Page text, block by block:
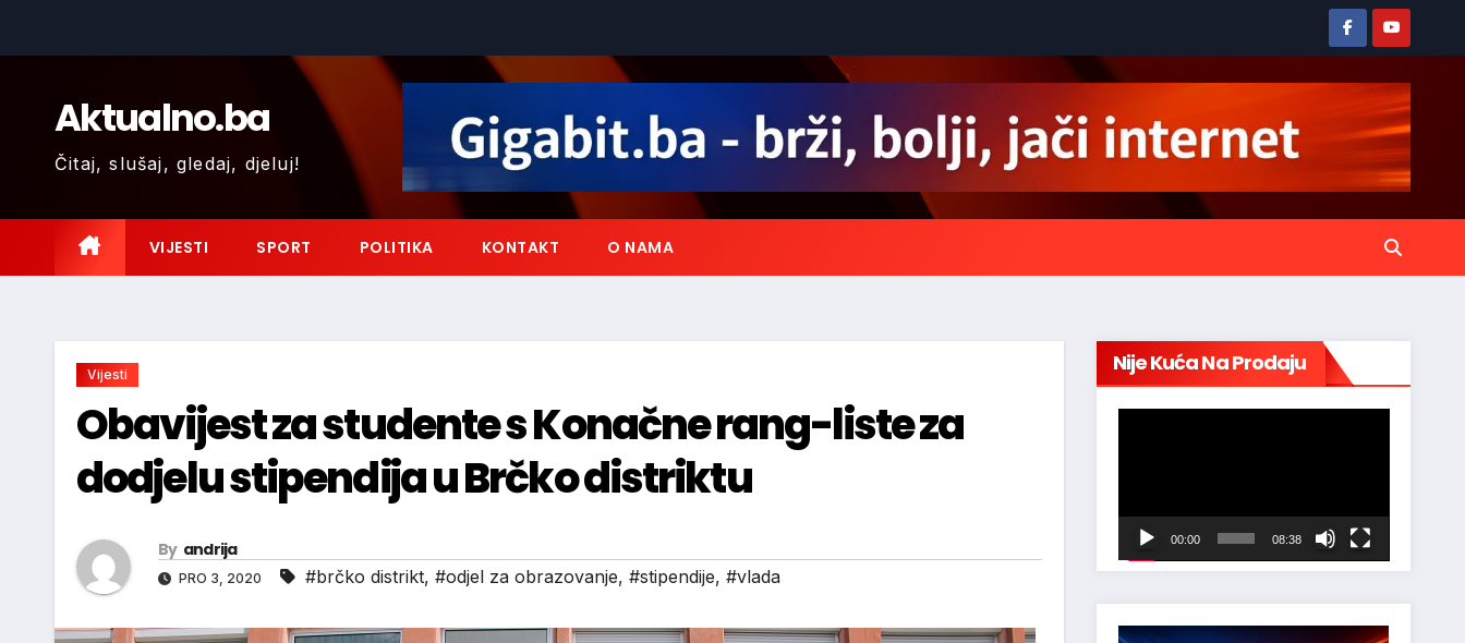
Aktualno.ba
Čitaj, slušaj, gledaj, djeluj!
VIJESTI SPORT POLITIKA KONTAKT O NAMA
Vijesti
Obavijest za studente s Konačne rang-liste za
dodjelu stipendija u Brčko distriktu
By andrija
PRO 3, 2020 #brčko distrikt, #odjel za obrazovanje, #stipendije, #vlada
Nije Kuća Na Prodaju
00:00 08:38